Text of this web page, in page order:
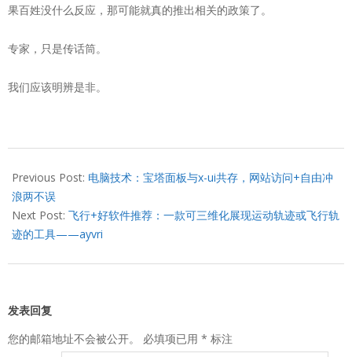
果百姓没什么反应，那可能就真的推出相关的政策了。
专家，只是传话筒。
我们应该明辨是非。
08-
26
Previous Post: 电脑技术：宝塔面板与x-ui共存，网站访问+自由冲
浪两不误
Next Post: 飞行+好软件推荐：一款可三维化展现运动轨迹或飞行轨
迹的工具——ayvri
发表回复
您的邮箱地址不会被公开。
必填项已用 * 标注